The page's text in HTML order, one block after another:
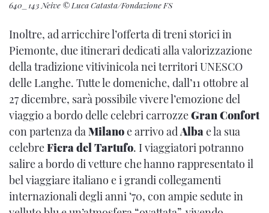
640_143 Neive © Luca Catasta/Fondazione FS
Inoltre, ad arricchire l’offerta di treni storici in
Piemonte, due itinerari dedicati alla valorizzazione
della tradizione vitivinicola nei territori UNESCO
delle Langhe. Tutte le domeniche, dall’11 ottobre al
27 dicembre, sarà possibile vivere l’emozione del
viaggio a bordo delle celebri carrozzeGran Confort
con partenza da Milanoe arrivo ad Alba e la sua
celebreFiera del Tartufo. I viaggiatori potranno
salire a bordo di vetture che hanno rappresentato il
bel viaggiare italiano e i grandi collegamenti
internazionali degli anni ‘70, con ampie sedute in